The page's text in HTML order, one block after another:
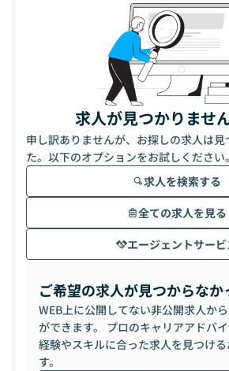
求人が見つかりませ
申し訳ありませんが、お探しの求人は見
た。以下のオプションをお試しください。
求人を検索する
全ての求人を見る
エージェントサービ
ご希望の求人が見つからなか
WEB上に公開してない非公開求人か
ができます。 プロのキャリアアドバ
経験やスキルに合った求人を見つけ
す。